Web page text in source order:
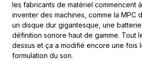
les fabricants de matériel commencent
inventer des machines, comme la MPC
un disque dur gigantesque, une
définition sonore haut de gamme. Tout
dessus et ça a modifié encore une fois
formulation du son.